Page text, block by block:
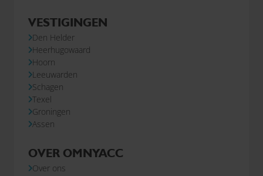
VESTIGINGEN
Den Helder
Heerhugowaard
Hoorn
Leeuwarden
Schagen
Texel
Groningen
Assen
OVER OMNYACC
Over ons